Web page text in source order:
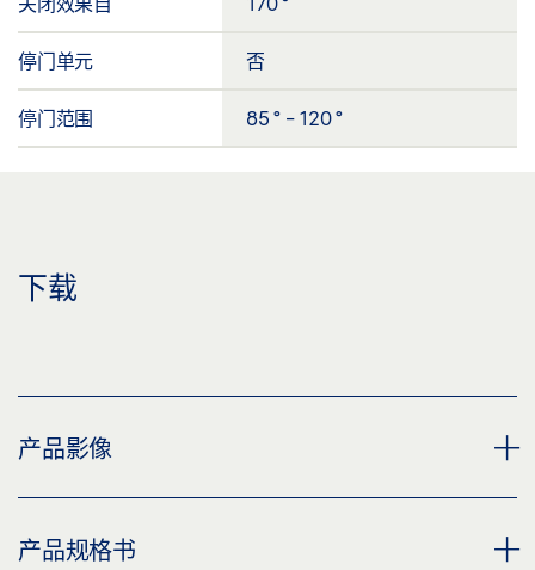
停门单元 否
停门范围 85 ° - 120 °
下载
产品影像
GEZE TS 500 N EN 3 闭门器主体
产品规格书